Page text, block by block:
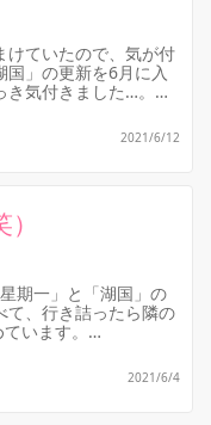
けていたので、気が付
国」の更新を6月に入
気付きました…。
2021/6/12
期一」と「湖国」の
て、行き詰ったら隣の
います。
2021/6/4